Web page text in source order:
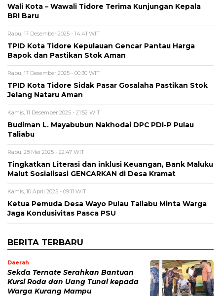
Wali Kota – Wawali Tidore Terima Kunjungan Kepala
BRI Baru
Rabu, 17 Desember 2025 - 14:41 WIT
TPID Kota Tidore Kepulauan Gencar Pantau Harga
Bapok dan Pastikan Stok Aman
Rabu, 17 Desember 2025 - 00:30 WIT
TPID Kota Tidore Sidak Pasar Gosalaha Pastikan Stok
Jelang Nataru Aman
Kamis, 11 Desember 2025 - 21:52 WIT
Budiman L. Mayabubun Nakhodai DPC PDI-P Pulau
Taliabu
Rabu, 28 Mei 2025 - 22:47 WIT
Tingkatkan Literasi dan inklusi Keuangan, Bank Maluku
Malut Sosialisasi GENCARKAN di Desa Kramat
Kamis, 10 April 2025 - 09:11 WIT
Ketua Pemuda Desa Wayo Pulau Taliabu Minta Warga
Jaga Kondusivitas Pasca PSU
BERITA TERBARU
Daerah
Sekda Ternate Serahkan Bantuan
Kursi Roda dan Uang Tunai kepada
Warga Kurang Mampu